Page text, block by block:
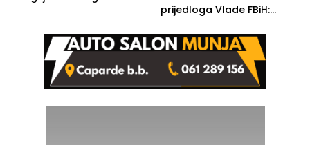
prijedloga Vlade FBiH:
rješenje